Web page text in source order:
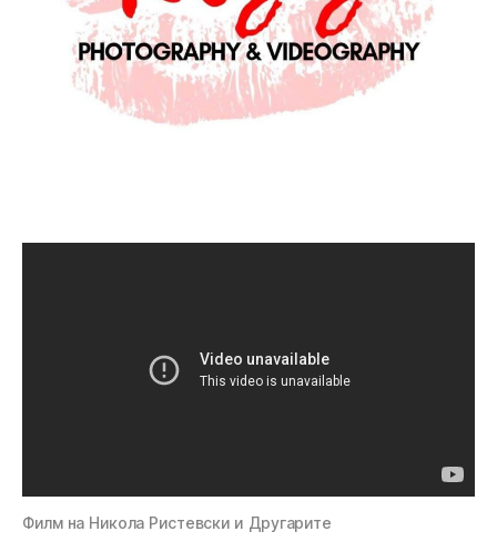
Филм на Никола Ристевски и Другарите